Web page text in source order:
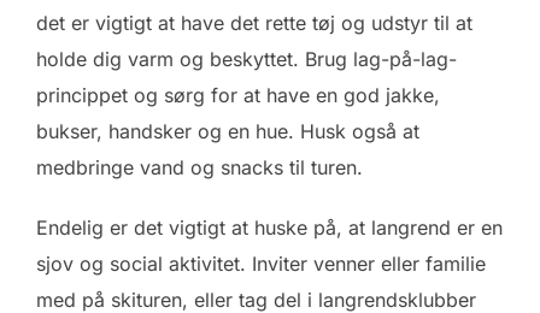
det er vigtigt at have det rette tøj og udstyr til at
holde dig varm og beskyttet. Brug lag-på-lag-
princippet og sørg for at have en god jakke,
bukser, handsker og en hue. Husk også at
medbringe vand og snacks til turen.
Endelig er det vigtigt at huske på, at langrend er en
sjov og social aktivitet. Inviter venner eller familie
med på skituren, eller tag del i langrendsklubber